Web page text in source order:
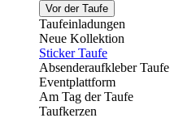
Vor der Taufe
Taufeinladungen
Neue Kollektion
Sticker Taufe
Absenderaufkleber Taufe
Eventplattform
Am Tag der Taufe
Taufkerzen